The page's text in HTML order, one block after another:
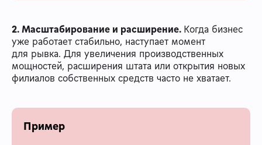
2. Масштабирование и расширение. Когда бизнес
уже работает стабильно, наступает момент
для рывка. Для увеличения производственных
мощностей, расширения штата или открытия новых
филиалов собственных средств часто не хватает.
Пример